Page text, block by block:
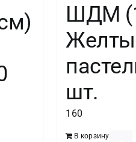
ШДМ
шт.
160
В корзину